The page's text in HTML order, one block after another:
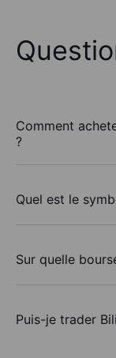
Comment
?
Quel est le
Sur quelle
Puis-je trader